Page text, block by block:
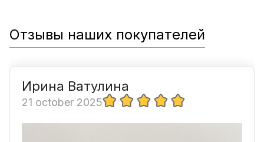
Отзывы наших покупателей
Ирина Ватулина
21 october 2025